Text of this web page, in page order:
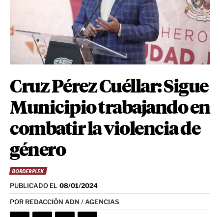
Cruz Pérez Cuéllar: Sigue
Municipio trabajando en
combatir la violencia de
género
BORDERPLEX
PUBLICADO EL 08/01/2024
POR REDACCIÓN ADN / AGENCIAS